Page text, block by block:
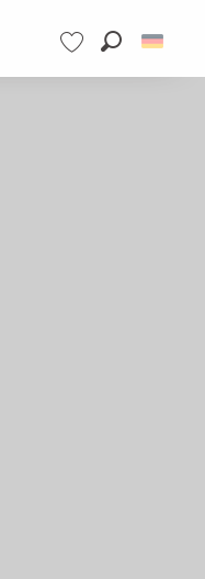
Voir les favoris